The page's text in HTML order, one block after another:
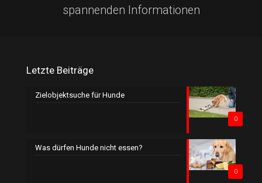
spannenden Informationen
Letzte Beiträge
0
Zielobjektsuche für Hunde
0
Was dürfen Hunde nicht essen?